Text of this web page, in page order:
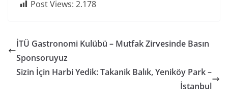
Post Views: 2.178
İTÜ Gastronomi Kulübü – Mutfak Zirvesinde Basın
Sponsoruyuz
Sizin İçin Harbi Yedik: Takanik Balık, Yeniköy Park –
İstanbul